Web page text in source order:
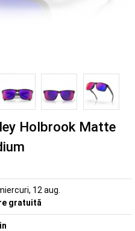
Holbrook Matte
12 aug.
gratuită